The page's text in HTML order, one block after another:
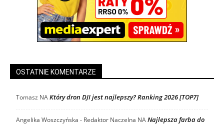
OSTATNIE KOMENTARZE
Tomasz NAKtóry dron DJI jest najlepszy? Ranking 2026 [TOP7]
Angelika Woszczyńska - Redaktor Naczelna NANajlepsza farba do